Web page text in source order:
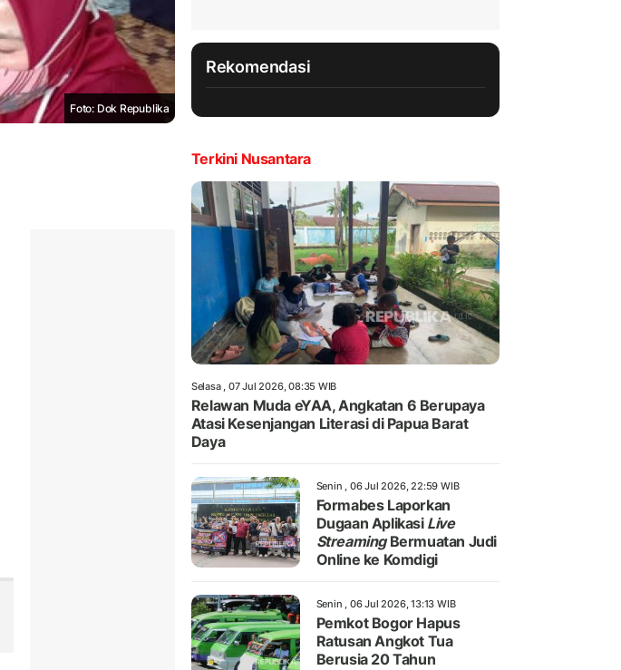
Foto: Dok Republika
Rekomendasi
Terkini Nusantara
Selasa , 07 Jul 2026, 08:35 WIB
Relawan Muda eYAA, Angkatan 6 Berupaya
Atasi Kesenjangan Literasi di Papua Barat
Daya
Senin , 06 Jul 2026, 22:59 WIB
Formabes Laporkan
Dugaan Aplikasi Live
StreamingBermuatan Judi
Online ke Komdigi
Senin , 06 Jul 2026, 13:13 WIB
Pemkot Bogor Hapus
Ratusan Angkot Tua
Berusia 20 Tahun